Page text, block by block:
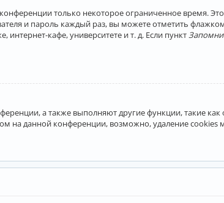
только некоторое ограниченное время.
и пароль каждый раз, вы можете отметить
кафе, университете и т. д. Если пункт
а также выполняют другие функции, такие
на данной конференции, возможно, удаление